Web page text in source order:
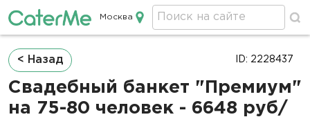
Кейтеринг в Москве
Москва
Строка
навигации
< Назад
Свадебный банкет "Премиум"
на 75-80 человек - 6648 руб/
ID: 2228437